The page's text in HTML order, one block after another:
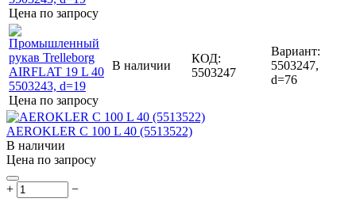
Цена по запросу
Цена по запросу
В наличии
КОД:
5503247
Вариант:
5503247,
d=76
AEROKLER C 100 L 40 (5513522)
В наличии
Цена по запросу
+ −